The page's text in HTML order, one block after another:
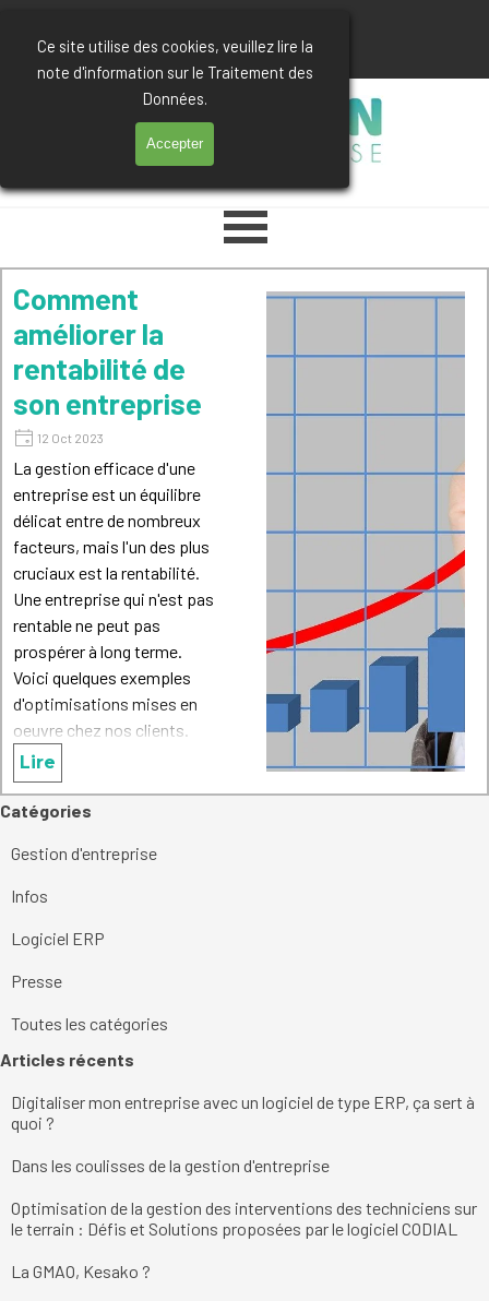
Ce site utilise des cookies, veuillez lire la
note d'information sur le Traitement des
Données.
Accepter
Sauter le menu
Comment
améliorer la
rentabilité de
son entreprise
12 Oct 2023
La gestion efficace d'une
entreprise est un équilibre
délicat entre de nombreux
facteurs, mais l'un des plus
cruciaux est la rentabilité.
Une entreprise qui n'est pas
rentable ne peut pas
prospérer à long terme.
Voici quelques exemples
d'optimisations mises en
oeuvre chez nos clients.
Lire
Sauter le bloc Catégories
Catégories
Gestion d'entreprise
Infos
Logiciel ERP
Presse
Toutes les catégories
Sauter le bloc Articles récents
Articles récents
Digitaliser mon entreprise avec un logiciel de type ERP, ça sert à
quoi ?
Dans les coulisses de la gestion d'entreprise
Optimisation de la gestion des interventions des techniciens sur
le terrain : Défis et Solutions proposées par le logiciel CODIAL
La GMAO, Kesako ?